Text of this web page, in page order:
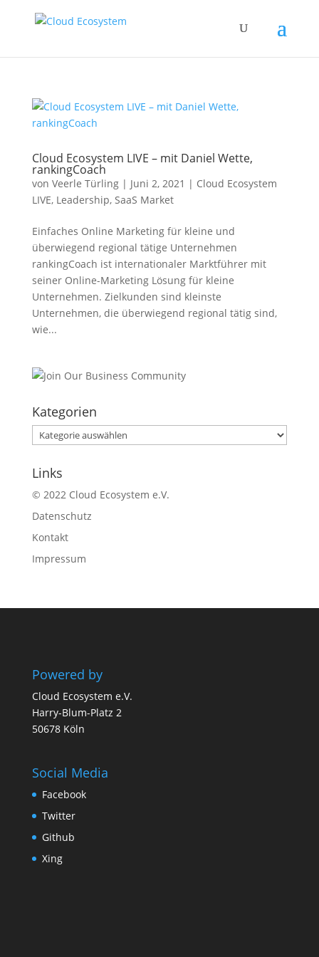
Cloud Ecosystem LIVE – mit Daniel Wette,
rankingCoach
von Veerle Türling| Juni 2, 2021 | Cloud Ecosystem
LIVE, Leadership, SaaS Market
Einfaches Online Marketing für kleine und
überwiegend regional tätige Unternehmen
rankingCoach ist internationaler Marktführer mit
seiner Online-Marketing Lösung für kleine
Unternehmen. Zielkunden sind kleinste
Unternehmen, die überwiegend regional tätig sind,
wie...
Kategorien
Kategorien
Links
© 2022 Cloud Ecosystem e.V.
Datenschutz
Kontakt
Impressum
Powered by
Cloud Ecosystem e.V.
Harry-Blum-Platz 2
50678 Köln
Social Media
Facebook
Twitter
Github
Xing